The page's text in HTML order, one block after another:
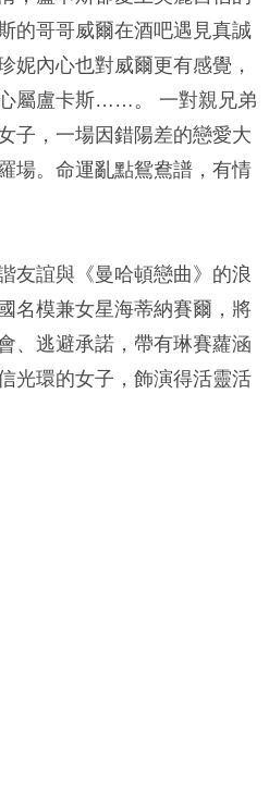
的哥哥威爾在酒吧遇見真誠
妮內心也對威爾更有感覺，
屬盧卡斯……。 一對親兄弟
子，一場因錯陽差的戀愛大
場。命運亂點鴛鴦譜，有情
友誼與《曼哈頓戀曲》的浪
名模兼女星海蒂納賽爾，將
、逃避承諾，帶有琳賽蘿涵
光環的女子，飾演得活靈活